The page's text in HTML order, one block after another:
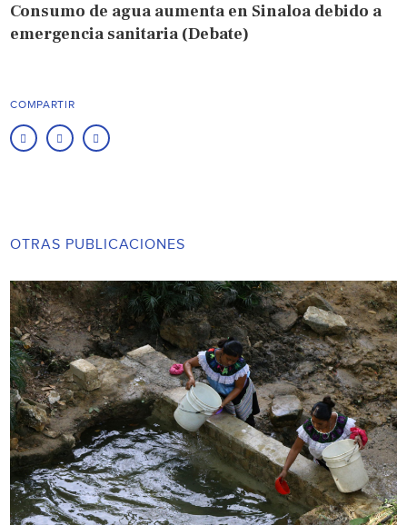
Consumo de agua aumenta en Sinaloa debido a
emergencia sanitaria (Debate)
COMPARTIR
OTRAS PUBLICACIONES